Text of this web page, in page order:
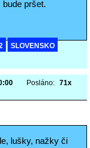
pršet.
SLOVENSKO
Posláno: 71x
lušky, nažky či